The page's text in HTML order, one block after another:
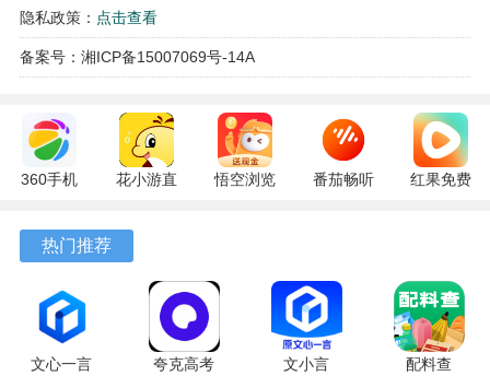
隐私政策： 点击查看
备案号：湘ICP备15007069号-14A
360手机
10.13.27
最新版
花小游直
17.9.56
悟空浏览
番茄畅听
红果免费
热门推荐
文心一言
夸克高考
文小言
配料查